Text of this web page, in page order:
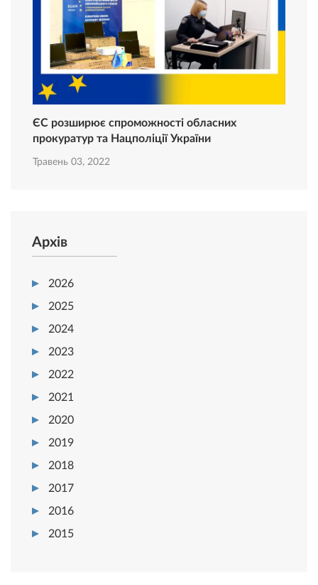
ЄС розширює спроможності обласних
прокуратур та Нацполіції України
Травень 03, 2022
Архів
2026
2025
2024
2023
2022
2021
2020
2019
2018
2017
2016
2015